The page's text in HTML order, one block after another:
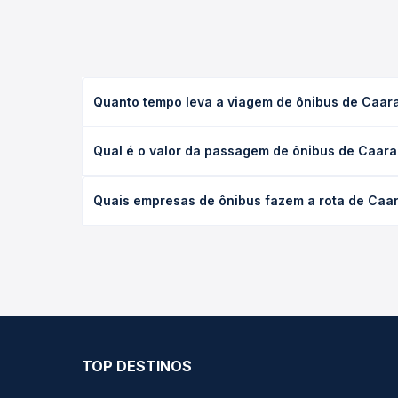
Quanto tempo leva a viagem de ônibus de
executivo ou leito) e as condições de tráfego. Na
Qual é o valor da passagem de ônibus de
de poltrona e a antecedência da compra. Na
Quais empresas de ônibus fazem a rota de
TOP DESTINOS